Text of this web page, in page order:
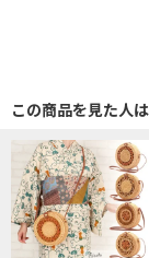
この商品を見た人